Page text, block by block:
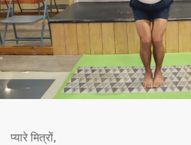
प्यारे मित्रों,